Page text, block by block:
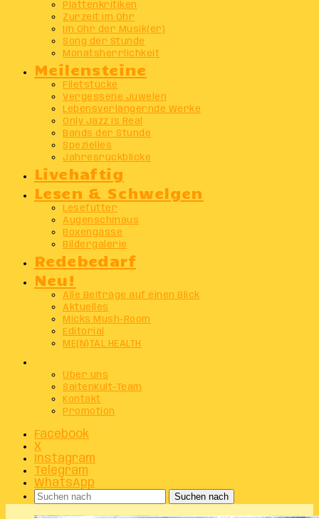
Plattenkritiken
Zurzeit im Ohr
Im Ohr der Musik(er)
Song der Stunde
Monatsherrlichkeit
Meilensteine
Filetstücke
Vergessene Juwelen
Lebensverlängernde Werke
Only Jazz Is Real
Bands der Stunde
Spezielles
Jahresrückblicke
Livehaftig
Lesen & Schwelgen
Lesefutter
Augenschmaus
Boxengasse
Bildergalerie
Redebedarf
Neu!
Alle Beiträge auf einen Blick
Aktuelles
Micks Mush-Room
Editorial
ME(N)TAL HEALTH
Über uns
SaitenKult-Team
Kontakt
Promotion
Facebook
X
Instagram
Telegram
WhatsApp
Suchen nach